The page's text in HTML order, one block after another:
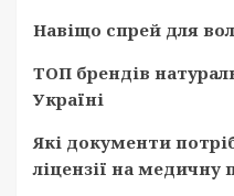
Навіщо спрей для
ТОП брендів
Україні
Які документи
ліцензії на медичну